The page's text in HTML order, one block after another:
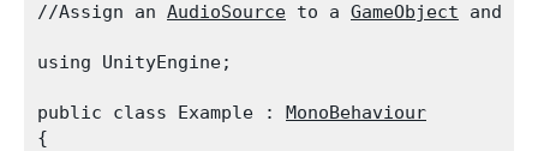
//Assign an AudioSource to a GameObject and
using UnityEngine;
public class Example : MonoBehaviour
{